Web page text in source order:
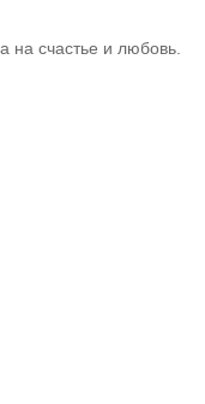
на счастье и любовь.